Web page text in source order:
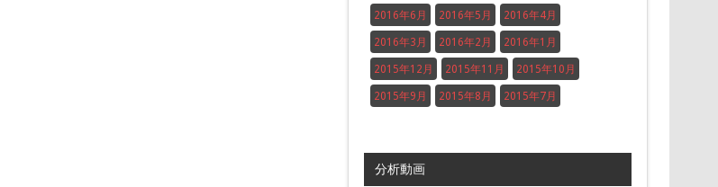
2016年6月 2016年5月 2016年4月
2016年3月 2016年2月 2016年1月
2015年12月 2015年11月 2015年10月
2015年9月 2015年8月 2015年7月
分析動画